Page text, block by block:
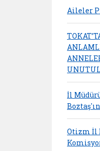
Aileler
İl
Otizm İl